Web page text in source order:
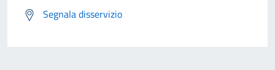
Segnala disservizio